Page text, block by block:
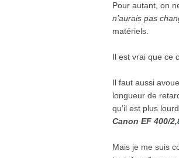
Pour autant, on
n’aurais pas
matériels.
Il est vrai que ce
Il faut aussi
longueur de
qu’il est plus
Canon EF 400/
Mais je me suis